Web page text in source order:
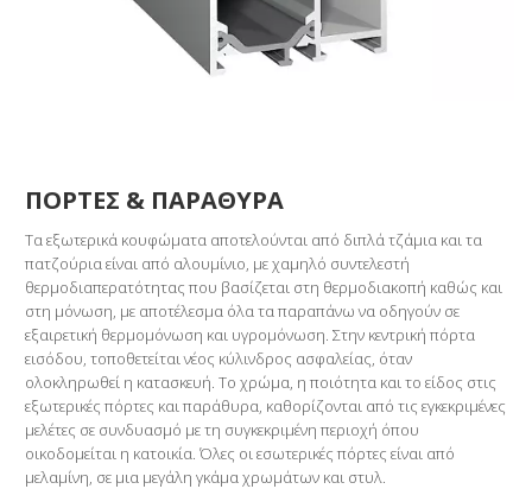
ΠΟΡΤΕΣ & ΠΑΡΑΘΥΡΑ
Τα εξωτερικά κουφώματα αποτελούνται από διπλά τζάμια και τα
πατζούρια είναι από αλουμίνιο, με χαμηλό συντελεστή
θερμοδιαπερατότητας που βασίζεται στη θερμοδιακοπή καθώς και
στη μόνωση, με αποτέλεσμα όλα τα παραπάνω να οδηγούν σε
εξαιρετική θερμομόνωση και υγρομόνωση. Στην κεντρική πόρτα
εισόδου, τοποθετείται νέος κύλινδρος ασφαλείας, όταν
ολοκληρωθεί η κατασκευή. Το χρώμα, η ποιότητα και το είδος στις
εξωτερικές πόρτες και παράθυρα, καθορίζονται από τις εγκεκριμένες
μελέτες σε συνδυασμό με τη συγκεκριμένη περιοχή όπου
οικοδομείται η κατοικία. Όλες οι εσωτερικές πόρτες είναι από
μελαμίνη, σε μια μεγάλη γκάμα χρωμάτων και στυλ.